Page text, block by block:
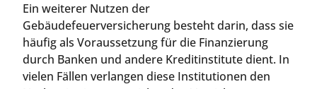
Ein weiterer Nutzen der
Gebäudefeuerversicherung besteht darin, dass sie
häufig als Voraussetzung für die Finanzierung
durch Banken und andere Kreditinstitute dient. In
vielen Fällen verlangen diese Institutionen den